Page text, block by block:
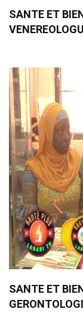
SANTE ET
SANTE ET